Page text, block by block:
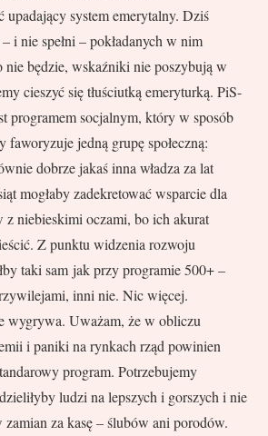
upadający system emerytalny. Dziś
i nie spełni – pokładanych w nim
nie będzie, wskaźniki nie poszybują w
cieszyć się tłuściutką emeryturką. PiS-
programem socjalnym, który w sposób
faworyzuje jedną grupę społeczną:
dobrze jakaś inna władza za lat
mogłaby zadekretować wsparcie dla
niebieskimi oczami, bo ich akurat
Z punktu widzenia rozwoju
taki sam jak przy programie 500+ –
inni nie. Nic więcej.
wygrywa. Uważam, że w obliczu
i paniki na rynkach rząd powinien
program. Potrzebujemy
ludzi na lepszych i gorszych i nie
zamian za kasę – ślubów ani porodów.